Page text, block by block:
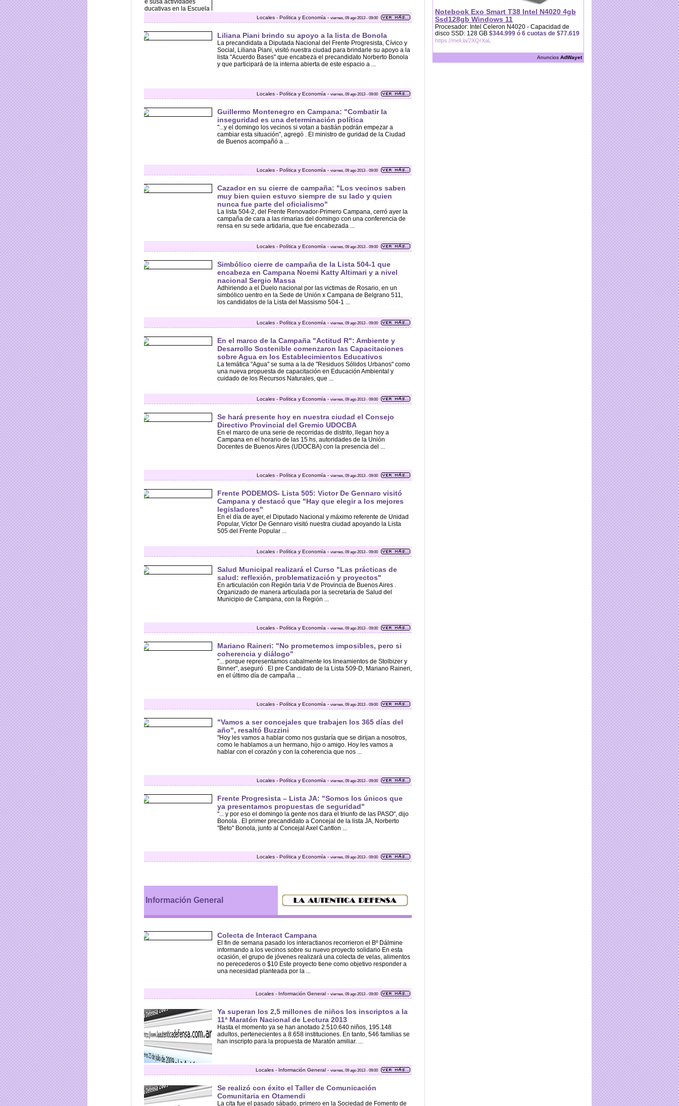
Locales - Política y Economía - viernes, 09 ago 2013 - 09:00
Liliana Piani brindo su apoyo a la lista de Bonola
La precandidata a Diputada Nacional del Frente Progresista, Cívico y
Social, Liliana Piani, visitó nuestra ciudad para brindarle su apoyo a la
lista "Acuerdo Bases" que encabeza el precandidato Norberto Bonola
y que participará de la interna abierta de este espacio a ...
Locales - Política y Economía - viernes, 09 ago 2013 - 09:00
Guillermo Montenegro en Campana: "Combatir la
inseguridad es una determinación política
"...y el domingo los vecinos si votan a bastián podrán empezar a
cambiar esta situación", agregó . El ministro de guridad de la Ciudad
de Buenos acompañó a ...
Locales - Política y Economía - viernes, 09 ago 2013 - 09:00
Cazador en su cierre de campaña: "Los vecinos saben
muy bien quien estuvo siempre de su lado y quien
nunca fue parte del oficialismo"
La lista 504-2, del Frente Renovador-Primero Campana, cerró ayer la
campaña de cara a las rimarias del domingo con una conferencia de
rensa en su sede artidaria, que fue encabezada ...
Locales - Política y Economía - viernes, 09 ago 2013 - 09:00
Simbólico cierre de campaña de la Lista 504-1 que
encabeza en Campana Noemi Katty Altimari y a nivel
nacional Sergio Massa
Adhiriendo a el Duelo nacional por las victimas de Rosario, en un
simbólico uentro en la Sede de Unión x Campana de Belgrano 511,
los candidatos de la Lista del Massismo 504-1 ...
Locales - Política y Economía - viernes, 09 ago 2013 - 09:00
En el marco de la Campaña "Actitud R": Ambiente y
Desarrollo Sostenible comenzaron las Capacitaciones
sobre Agua en los Establecimientos Educativos
La temática "Agua" se suma a la de "Residuos Sólidos Urbanos" como
una nueva propuesta de capacitación en Educación Ambiental y
cuidado de los Recursos Naturales, que ...
Locales - Política y Economía - viernes, 09 ago 2013 - 09:00
Se hará presente hoy en nuestra ciudad el Consejo
Directivo Provincial del Gremio UDOCBA
En el marco de una serie de recorridas de distrito, llegan hoy a
Campana en el horario de las 15 hs, autoridades de la Unión
Docentes de Buenos Aires (UDOCBA) con la presencia del ...
Locales - Política y Economía - viernes, 09 ago 2013 - 09:00
Frente PODEMOS- Lista 505: Victor De Gennaro visitó
Campana y destacó que "Hay que elegir a los mejores
legisladores"
En el día de ayer, el Diputado Nacional y máximo referente de Unidad
Popular, Víctor De Gennaro visitó nuestra ciudad apoyando la Lista
505 del Frente Popular ...
Locales - Política y Economía - viernes, 09 ago 2013 - 09:00
Salud Municipal realizará el Curso "Las prácticas de
salud: reflexión, problematización y proyectos"
En articulación con Región taria V de Provincia de Buenos Aires .
Organizado de manera articulada por la secretaría de Salud del
Municipio de Campana, con la Región ...
Locales - Política y Economía - viernes, 09 ago 2013 - 09:00
Mariano Raineri: "No prometemos imposibles, pero si
coherencia y diálogo"
"... porque representamos cabalmente los lineamientos de Stolbizer y
Binner", aseguró . El pre Candidato de la Lista 509-D, Mariano Raineri,
en el último día de campaña ...
Locales - Política y Economía - viernes, 09 ago 2013 - 09:00
"Vamos a ser concejales que trabajen los 365 días del
año", resaltó Buzzini
"Hoy les vamos a hablar como nos gustaría que se dirijan a nosotros,
como le hablamos a un hermano, hijo o amigo. Hoy les vamos a
hablar con el corazón y con la coherencia que nos ...
Locales - Política y Economía - viernes, 09 ago 2013 - 09:00
Frente Progresista – Lista JA: "Somos los únicos que
ya presentamos propuestas de seguridad"
"... y por eso el domingo la gente nos dara el triunfo de las PASO", dijo
Bonola . El primer precandidato a Concejal de la lista JA, Norberto
"Beto" Bonola, junto al Concejal Axel Cantlon ...
Locales - Política y Economía - viernes, 09 ago 2013 - 09:00
Información General
Colecta de Interact Campana
El fin de semana pasado los interactianos recorrieron el Bº Dálmine
informando a los vecinos sobre su nuevo proyecto solidario En esta
ocasión, el grupo de jóvenes realizará una colecta de velas, alimentos
no perecederos o $10 Este proyecto tiene como objetivo responder a
una necesidad planteada por la ...
Locales - Información General - viernes, 09 ago 2013 - 09:00
Ya superan los 2,5 millones de niños los inscriptos a la
11ª Maratón Nacional de Lectura 2013
Hasta el momento ya se han anotado 2.510.640 niños, 195.148
adultos, pertenecientes a 8.658 instituciones. En tanto, 546 familias se
han inscripto para la propuesta de Maratón amiliar. ...
Locales - Información General - viernes, 09 ago 2013 - 09:00
Se realizó con éxito el Taller de Comunicación
Comunitaria en Otamendi
La cita fue el pasado sábado, primero en la Sociedad de Fomento de
Notebook Exo Smart T38 Intel N4020 4gb
Ssd128gb Windows 11
Procesador: Intel Celeron N4020 - Capacidad de
disco SSD: 128 GB $344.999 ó 6 cuotas de $77.619
https://meli.la/2XQrXaL
Anuncios AdWayet